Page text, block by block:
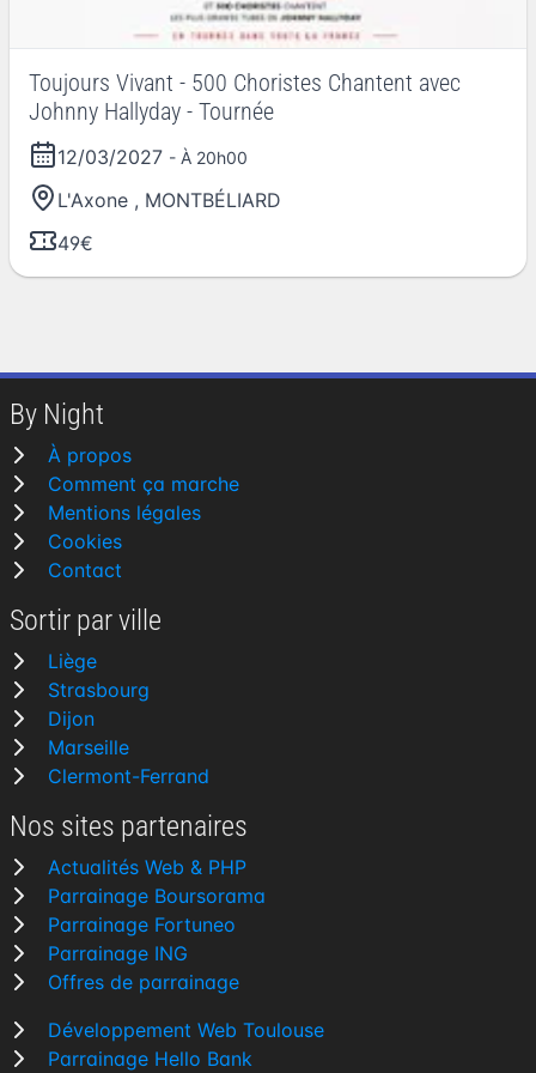
Toujours Vivant - 500 Choristes Chantent avec
Johnny Hallyday - Tournée
12/03/2027 - À 20h00
L'Axone , MONTBÉLIARD
49€
By Night
À propos
Comment ça marche
Mentions légales
Cookies
Contact
Sortir par ville
Liège
Strasbourg
Dijon
Marseille
Clermont-Ferrand
Nos sites partenaires
Actualités Web & PHP
Parrainage Boursorama
Parrainage Fortuneo
Parrainage ING
Offres de parrainage
Développement Web Toulouse
Parrainage Hello Bank